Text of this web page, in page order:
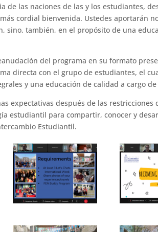
de las naciones de las y los estudiantes,
cordial bienvenida. Ustedes aportarán
sino, también, en el propósito de una
del programa en su formato
directa con el grupo de estudiantes, el
y una educación de calidad a cargo
expectativas después de las
estudiantil para compartir, conocer y
Estudiantil.